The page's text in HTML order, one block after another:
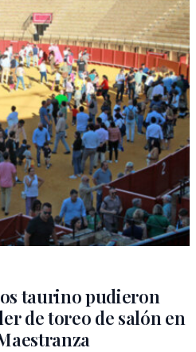
taurino pudieron
de toreo de salón en